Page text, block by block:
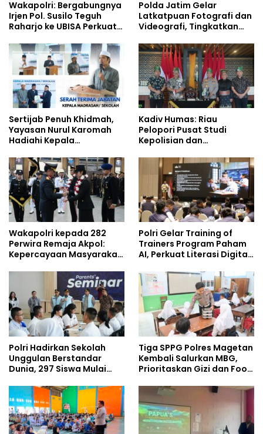
Wakapolri: Bergabungnya
Irjen Pol. Susilo Teguh
Raharjo ke UBISA Perkuat
Studi Kepolisian
Polda Jatim Gelar
Latkatpuan Fotografi dan
Videografi, Tingkatkan
Era Digital
Sertijab Penuh Khidmah,
Yayasan Nurul Karomah
Hadiahi Kepala
Umrah
Kadiv Humas: Riau
Pelopori Pusat Studi
Kepolisian dan
Policing Masuki Babak
Wakapolri kepada 282
Perwira Remaja Akpol:
Kepercayaan Masyarakat
Polri Gelar Training of
Trainers Program Paham
AI, Perkuat Literasi Digital
Polri Hadirkan Sekolah
Unggulan Berstandar
Dunia, 297 Siswa Mulai
Tiga SPPG Polres Magetan
Kembali Salurkan MBG,
Prioritaskan Gizi dan Food